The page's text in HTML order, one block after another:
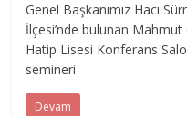
Genel Başkanımız Hacı
İlçesi’nde bulunan
Hatip Lisesi Konferans
semineri
Devam